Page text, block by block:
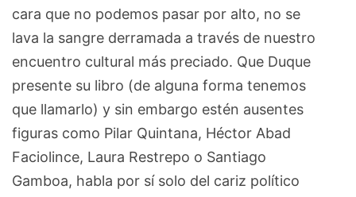
cara que no podemos pasar por alto, no se
lava la sangre derramada a través de nuestro
encuentro cultural más preciado. Que Duque
presente su libro (de alguna forma tenemos
que llamarlo) y sin embargo estén ausentes
figuras como Pilar Quintana, Héctor Abad
Faciolince, Laura Restrepo o Santiago
Gamboa, habla por sí solo del cariz político